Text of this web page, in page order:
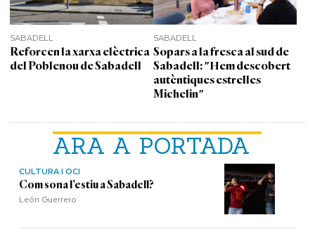
ARA A PORTADA
CULTURA I OCI
Com sona l’estiu a Sabadell?
León Guerrero
SABADELL
Reforcen la xarxa elèctrica
del Poblenou de Sabadell
SABADELL
Sopars a la fresca al sud de
Sabadell: "Hem descobert
autèntiques estrelles
Michelin"